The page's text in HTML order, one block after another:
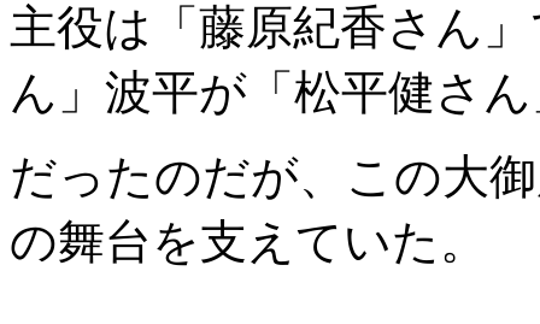
主役は「藤原紀香さん
ん」波平が「松平健さ
だったのだが、この大
の舞台を支えていた。